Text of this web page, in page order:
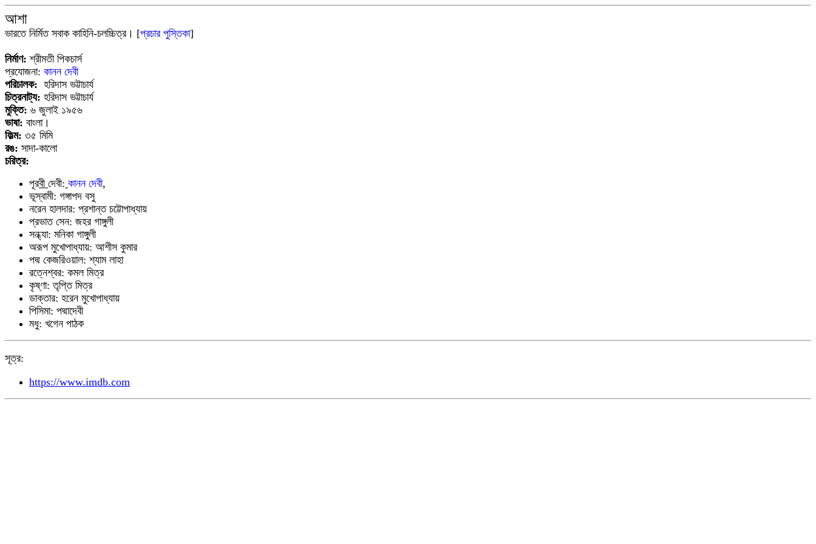
আশা
ভারতে নির্মিত সবাক কাহিনি-চলচ্চিত্র। [প্রচার পুস্তিকা]
নির্মাণ:শ্রীমতী পিকচার্স
প্রযোজনা: কানন দেবী
পরিচালক: হরিদাস ভট্টাচার্য
চিত্রনাট্য: হরিদাস ভট্টাচার্য
মুক্তি: ৬ জুলাই ১৯৫৬
ভাষা: বাংলা।
ফিল্ম: ৩৫ মিমি
রঙ: সাদা-কালো
চরিত্র:
পূরব দব: কানন দেবী,
ভূস্বামী: গঙ্গাপদ বসু
নরেন হালদার: প্রশান্ত চট্টোপাধ্যায়
প্রভাত সেন: জহর গাঙ্গুলী
সন্ধ্যা: মনিকা গাঙ্গুলী
অরূপ মুখোপাধ্যায়: আশীস কুমার
পদ্ম কেজরিওয়াল: শ্যাম লাহা
রত্নেশ্বর: কমল মিত্র
কৃষ্ণা: তৃপ্তি মিত্র
ডাক্তার: হরেন মুখোপাধ্যায়
পিসিমা: পদ্মাদেবী
মধু: খগেন পাঠক
সূত্র:
https://www.imdb.com